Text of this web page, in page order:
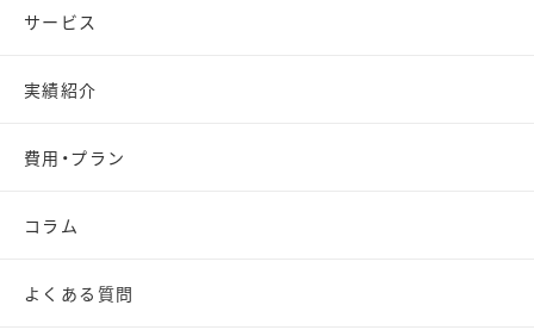
サービス
実績紹介
費用・プラン
コラム
よくある質問